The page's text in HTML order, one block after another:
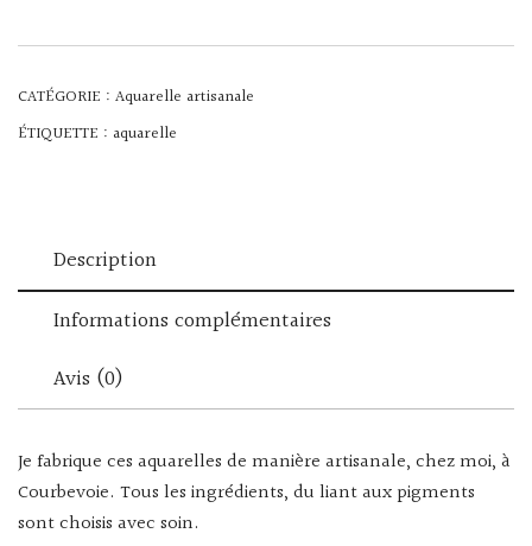
CATÉGORIE : Aquarelle artisanale
ÉTIQUETTE : aquarelle
Description
Informations complémentaires
Avis (0)
Je fabrique ces aquarelles de manière artisanale, chez moi, à
Courbevoie. Tous les ingrédients, du liant aux pigments
sont choisis avec soin.